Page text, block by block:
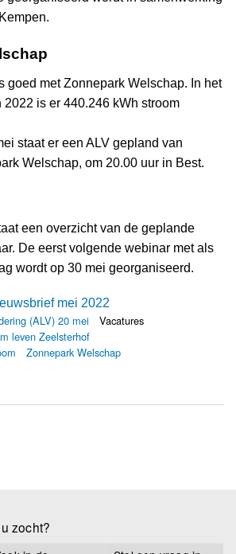
goed met Zonnepark Welschap. In het
is er 440.246 kWh stroom
staat er een ALV gepland van
Welschap, om 20.00 uur in Best.
een overzicht van de geplande
De eerst volgende webinar met als
wordt op 30 mei georganiseerd.
mel '22 def.pdf
mei 2022
(ALV) 20 mei
Vacatures
leven Zeelsterhof
Zonnepark Welschap
zocht?